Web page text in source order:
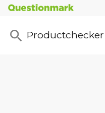
Productchecker